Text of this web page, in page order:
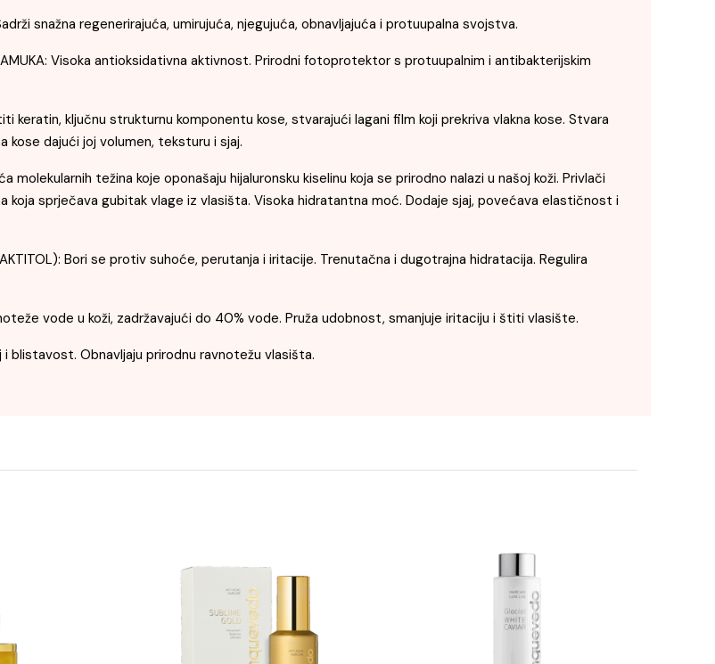
snažna regenerirajuća, umirujuća, njegujuća, obnavljajuća i protuupalna svojstva.
I PAMUKA: Visoka antioksidativna aktivnost. Prirodni fotoprotektor s protuupalnim i antibakterijskim
keratin, ključnu strukturnu komponentu kose, stvarajući lagani film koji prekriva vlakna kose. Stvara
dajući joj volumen, teksturu i sjaj.
molekularnih težina koje oponašaju hijaluronsku kiselinu koja se prirodno nalazi u našoj koži. Privlači
koja sprječava gubitak vlage iz vlasišta. Visoka hidratantna moć. Dodaje sjaj, povećava elastičnost i
LAKTITOL): Bori se protiv suhoće, perutanja i iritacije. Trenutačna i dugotrajna hidratacija. Regulira
vode u koži, zadržavajući do 40% vode. Pruža udobnost, smanjuje iritaciju i štiti vlasište.
i blistavost. Obnavljaju prirodnu ravnotežu vlasišta.